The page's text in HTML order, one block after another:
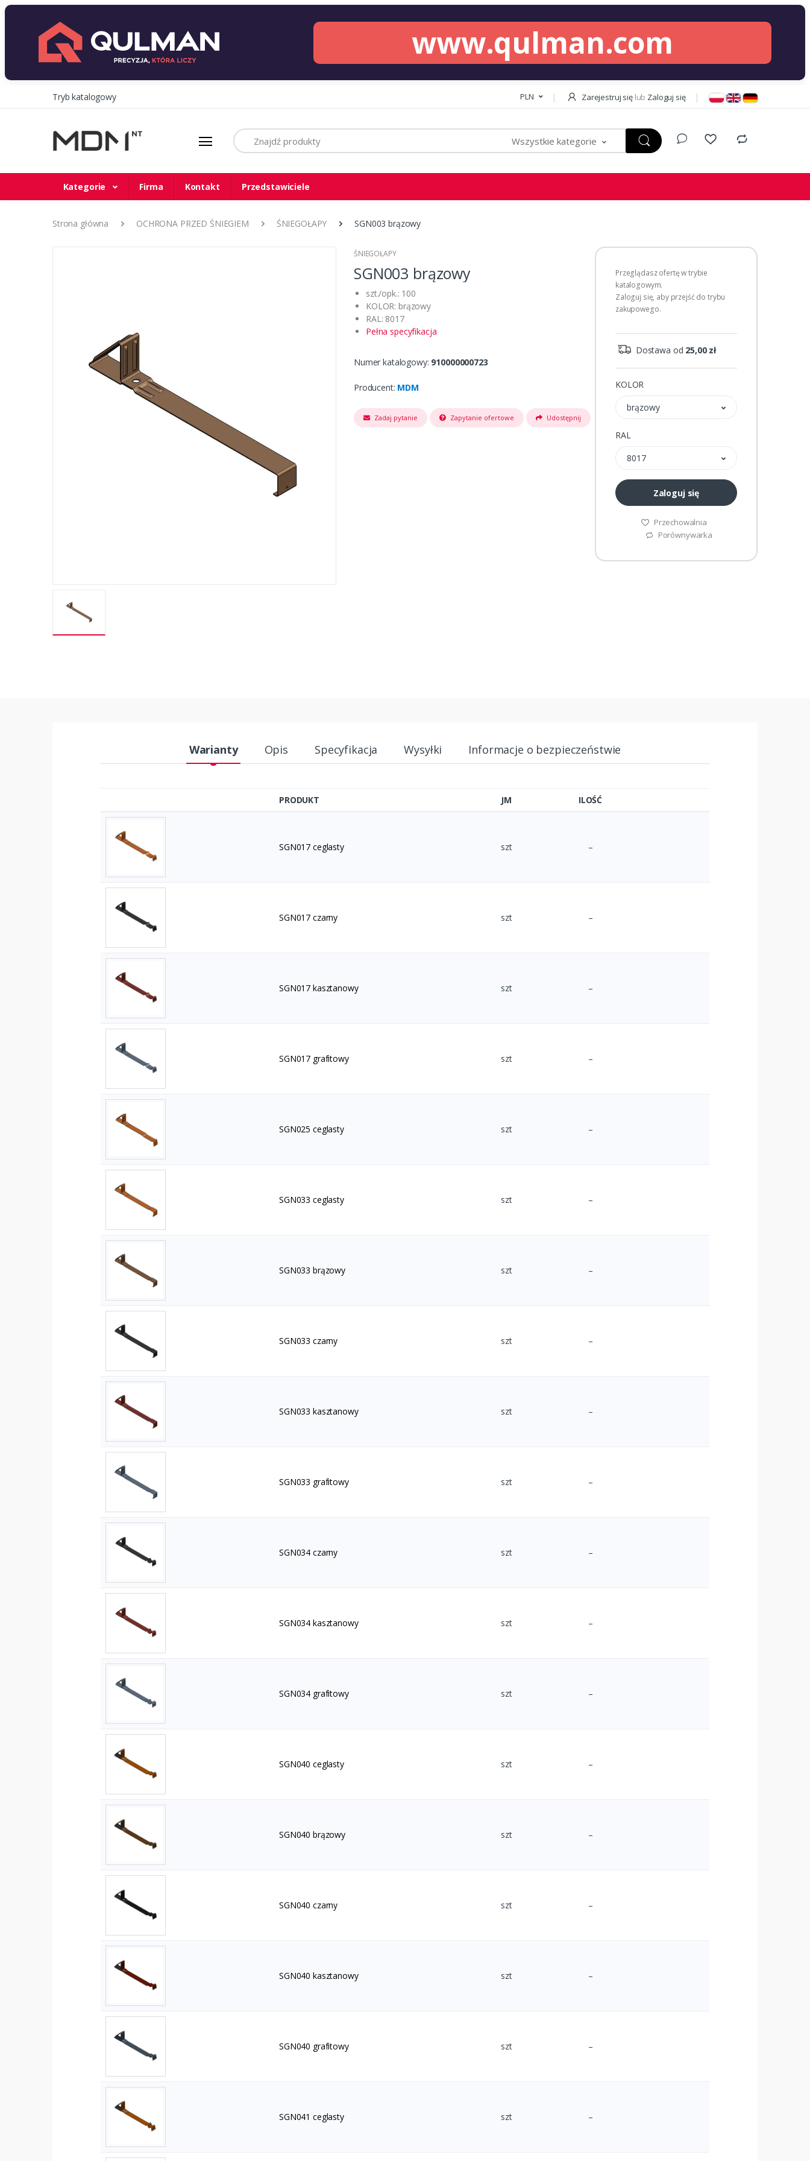
www.qulman.com
Tryb katalogowy PLN Zarejestruj się lub Zaloguj się
Szukaj
Wszystkie kategorie
Kategorie Firma Kontakt Przedstawiciele
Strona główna OCHRONA PRZED ŚNIEGIEM ŚNIEGOŁAPY SGN003 brązowy
ŚNIEGOŁAPY
SGN003 brązowy
szt./opk.: 100
KOLOR: brązowy
RAL: 8017
Pełna specyfikacja
Numer katalogowy: 910000000723
Producent: MDM
Zadaj pytanie Zapytanie ofertowe Udostępnij
Przeglądasz ofertę w trybie
katalogowym.
Zaloguj się, aby przejść do trybu
zakupowego.
Dostawa od 25,00 zł
KOLOR
brązowy
RAL
8017
Zaloguj się
Przechowalnia
Porównywarka
Warianty Opis Specyfikacja Wysyłki Informacje o bezpieczeństwie
PRODUKT JM ILOŚĆ
SGN017 ceglasty szt –
SGN017 czarny szt –
SGN017 kasztanowy szt –
SGN017 grafitowy szt –
SGN025 ceglasty szt –
SGN033 ceglasty szt –
SGN033 brązowy szt –
SGN033 czarny szt –
SGN033 kasztanowy szt –
SGN033 grafitowy szt –
SGN034 czarny szt –
SGN034 kasztanowy szt –
SGN034 grafitowy szt –
SGN040 ceglasty szt –
SGN040 brązowy szt –
SGN040 czarny szt –
SGN040 kasztanowy szt –
SGN040 grafitowy szt –
SGN041 ceglasty szt –